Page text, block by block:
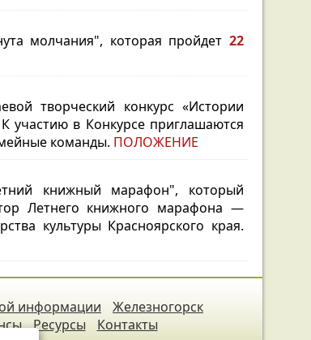
молчания", которая пройдет 22
творческий конкурс «Истории
К участию в Конкурсе приглашаются
команды. ПОЛОЖЕНИЕ
книжный марафон", который
Летнего книжного марафона —
культуры Красноярского края.
информации
Железногорск
Ресурсы Контакты